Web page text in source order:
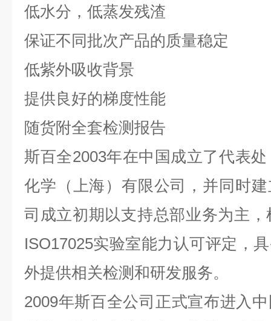
低水分，低蒸发残渣
保证不同批次产品的质量稳定
低紫外吸收背景
提供良好的梯度性能
随货附全套检测报告
斯百全2003年在中国成立了代表
化学（上海）有限公司，并同时
司成立初期以支持总部业务为主
ISO17025实验室能力认可评定，
外提供相关检测和研发服务。
2009年斯百全公司正式宣布进入